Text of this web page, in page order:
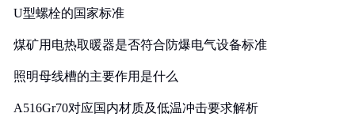
U型螺栓的国家标准
煤矿用电热取暖器是否符合防爆电气设备标准
照明母线槽的主要作用是什么
A516Gr70对应国内材质及低温冲击要求解析